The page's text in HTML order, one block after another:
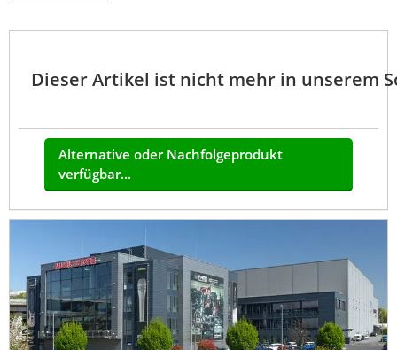
Dieser Artikel ist nicht mehr in unserem
Alternative oder Nachfolgeprodukt
verfügbar...